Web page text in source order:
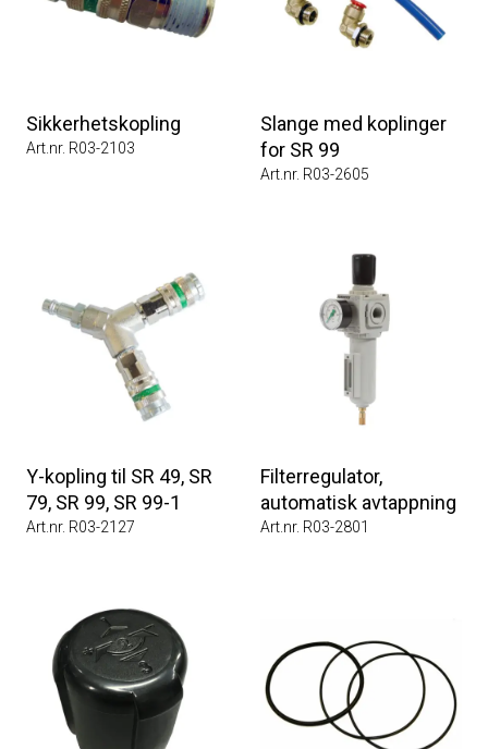
Sikkerhetskopling
Art.nr. R03-2103
Slange med koplinger
for SR 99
Art.nr. R03-2605
Y-kopling til SR 49, SR
79, SR 99, SR 99-1
Art.nr. R03-2127
Filterregulator,
automatisk avtappning
Art.nr. R03-2801